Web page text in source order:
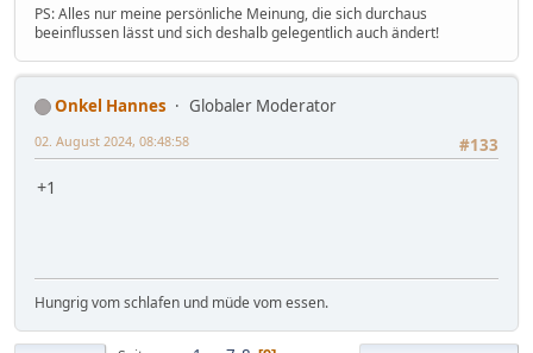
PS: Alles nur meine persönliche Meinung, die sich durchaus
beeinflussen lässt und sich deshalb gelegentlich auch ändert!
Onkel Hannes
Globaler Moderator
#133
02. August 2024, 08:48:58
+1
Hungrig vom schlafen und müde vom essen.